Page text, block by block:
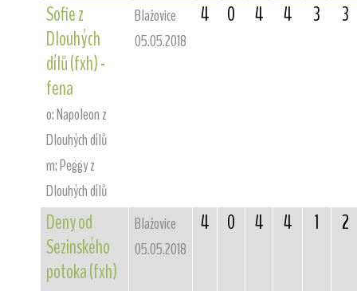
Sofie z
Dlouhých
dílů (fxh) -
fena
o: Napoleon z
Dlouhých dílů
m: Peggy z
Dlouhých dílů
Blažovice
05.05.2018
4 0 4 4 3 3
Deny od
Sezinského
potoka (fxh)
Blažovice
05.05.2018
4 0 4 4 1 2